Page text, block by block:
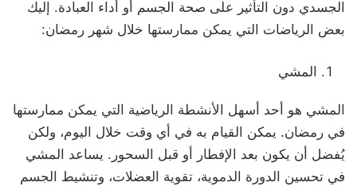
الجسدي دون التأثير على صحة الجسم أو أداء العبادة. إليك
بعض الرياضات التي يمكن ممارستها خلال شهر رمضان:
المشي
المشي هو أحد أسهل الأنشطة الرياضية التي يمكن ممارستها
في رمضان. يمكن القيام به في أي وقت خلال اليوم، ولكن
يُفضل أن يكون بعد الإفطار أو قبل السحور. يساعد المشي
في تحسين الدورة الدموية، تقوية العضلات، وتنشيط الجسم